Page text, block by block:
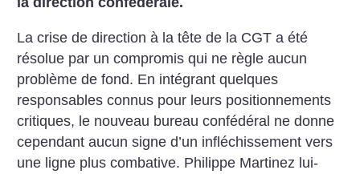
La crise de direction à la tête de la CGT a été
résolue par un compromis qui ne règle aucun
problème de fond. En intégrant quelques
responsables connus pour leurs positionnements
critiques, le nouveau bureau confédéral ne donne
cependant aucun signe d’un infléchissement vers
une ligne plus combative. Philippe Martinez lui-